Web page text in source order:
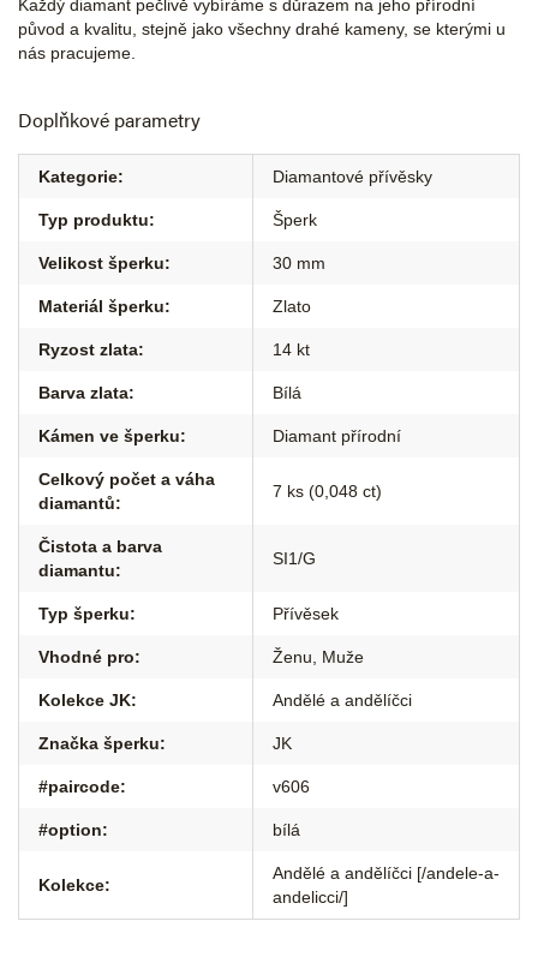
Každý diamant pečlivě vybíráme s důrazem na jeho přírodní
původ a kvalitu, stejně jako všechny drahé kameny, se kterými u
nás pracujeme.
Doplňkové parametry
Kategorie: Diamantové přívěsky
Typ produktu: Šperk
Velikost šperku: 30 mm
Materiál šperku: Zlato
Ryzost zlata: 14 kt
Barva zlata: Bílá
Kámen ve šperku: Diamant přírodní
Celkový počet a váha
diamantů:
7 ks (0,048 ct)
Čistota a barva
diamantu:
SI1/G
Typ šperku: Přívěsek
Vhodné pro: Ženu Muže
Kolekce JK: Andělé a andělíčci
Značka šperku: JK
#paircode: v606
#option: bílá
Kolekce:
Andělé a andělíčci [/andele-a-
andelicci/]